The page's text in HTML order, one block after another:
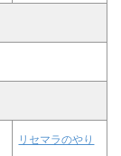
リセマラのやり